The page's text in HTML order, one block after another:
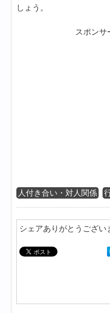
しょう。
スポンサ
人付き合い・対人関係
シェアありがとうござい